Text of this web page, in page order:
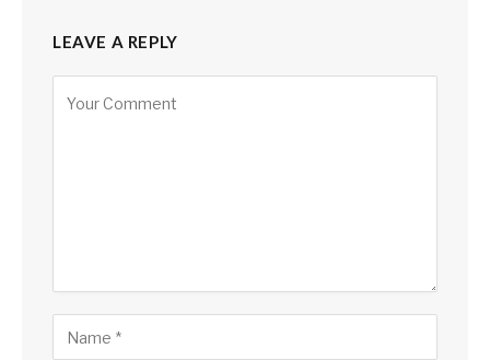
LEAVE A REPLY